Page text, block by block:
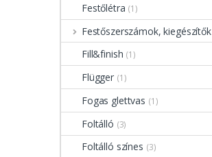
Festőlétra (1)
Festőszerszámok, kiegészítők
Fill&finish (1)
Flügger (1)
Fogas glettvas (1)
Foltálló (3)
Foltálló színes (3)